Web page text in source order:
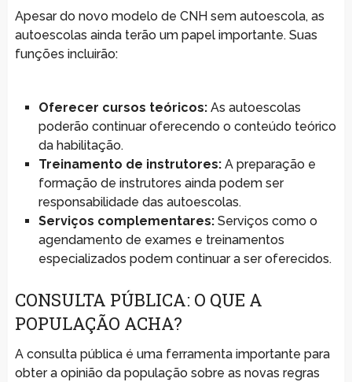
Apesar do novo modelo de CNH sem autoescola, as
autoescolas ainda terão um papel importante. Suas
funções incluirão:
Oferecer cursos teóricos:As autoescolas
poderão continuar oferecendo o conteúdo teórico
da habilitação.
Treinamento de instrutores:A preparação e
formação de instrutores ainda podem ser
responsabilidade das autoescolas.
Serviços complementares:Serviços como o
agendamento de exames e treinamentos
especializados podem continuar a ser oferecidos.
CONSULTA PÚBLICA: O QUE A
POPULAÇÃO ACHA?
A consulta pública é uma ferramenta importante para
obter a opinião da população sobre as novas regras